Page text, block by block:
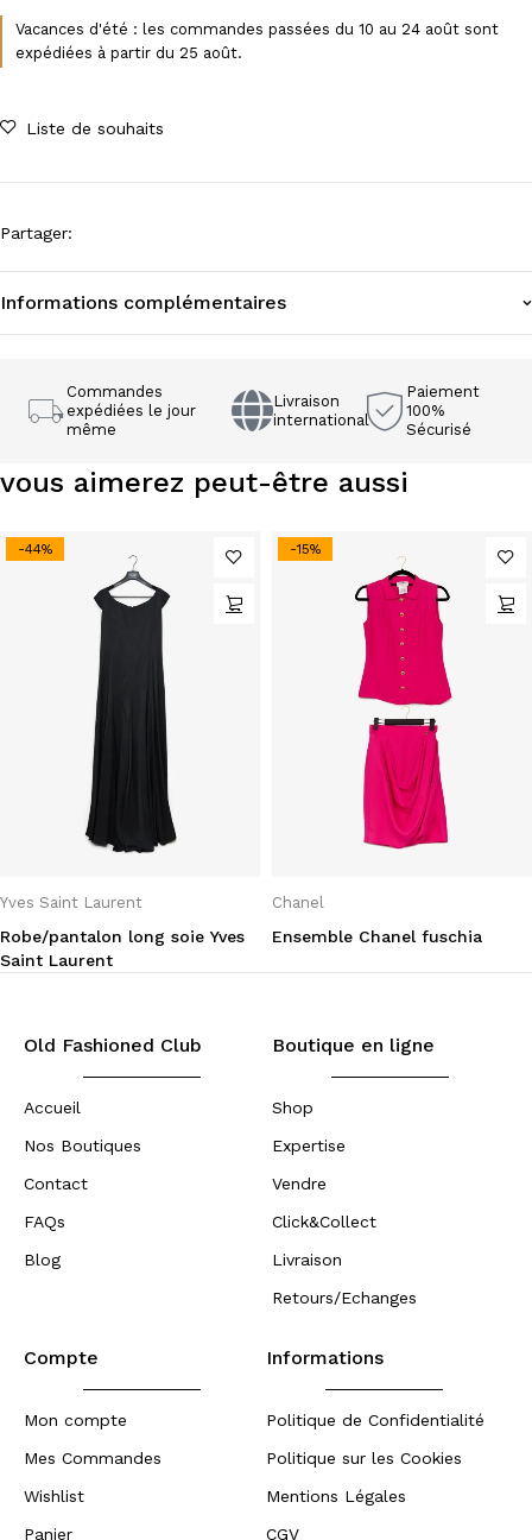
Vacances d'été : les commandes passées du 10 au 24 août sont
expédiées à partir du 25 août.
Liste de souhaits
Partager:
Informations complémentaires
Commandes
expédiées le jour
même
Livraison
international
Paiement
100%
Sécurisé
vous aimerez peut-être aussi
-44%
Yves Saint Laurent
Robe/pantalon long soie Yves
Saint Laurent
-15%
Chanel
Ensemble Chanel fuschia
Old Fashioned Club
Accueil
Nos Boutiques
Contact
FAQs
Blog
Boutique en ligne
Shop
Expertise
Vendre
Click&Collect
Livraison
Retours/Echanges
Compte
Mon compte
Mes Commandes
Wishlist
Panier
Informations
Politique de Confidentialité
Politique sur les Cookies
Mentions Légales
CGV